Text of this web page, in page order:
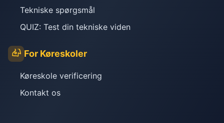
Tekniske spørgsmål
QUIZ: Test din tekniske viden
For Køreskoler
Køreskole verificering
Kontakt os